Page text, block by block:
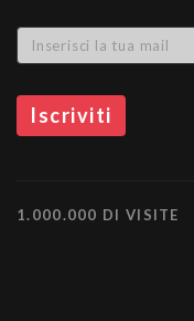
1.000.000 DI VISITE